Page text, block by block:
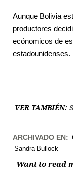
Aunque Bolivia
productores
ecónomicos de
estadounidenses.
VER TAMBIÉN:
ARCHIVADO EN:
Sandra Bullock
Want to read